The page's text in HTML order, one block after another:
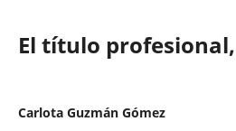
El título
Carlota Guzmán Gómez